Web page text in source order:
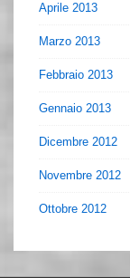
Aprile 2013
Marzo 2013
Febbraio 2013
Gennaio 2013
Dicembre 2012
Novembre 2012
Ottobre 2012